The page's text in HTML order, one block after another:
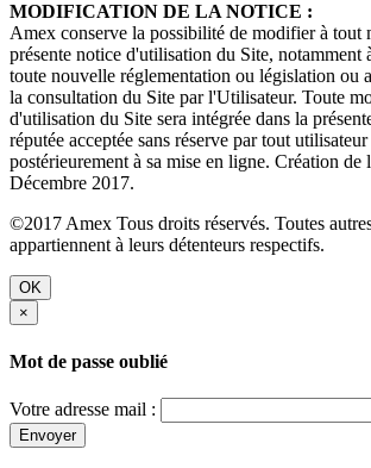
MODIFICATION DE LA NOTICE :
Amex conserve la possibilité de modifier à tout
présente notice d'utilisation du Site, notamment
toute nouvelle réglementation ou législation ou
la consultation du Site par l'Utilisateur. Toute
d'utilisation du Site sera intégrée dans la
réputée acceptée sans réserve par tout
postérieurement à sa mise en ligne. Création de
Décembre 2017.
©2017 Amex Tous droits réservés. Toutes
appartiennent à leurs détenteurs respectifs.
OK
×
Mot de passe oublié
Votre adresse mail :
Envoyer